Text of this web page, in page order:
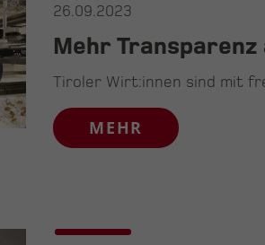
26.09.2023
Mehr
Tiroler Wirt:innen sind mit
MEHR